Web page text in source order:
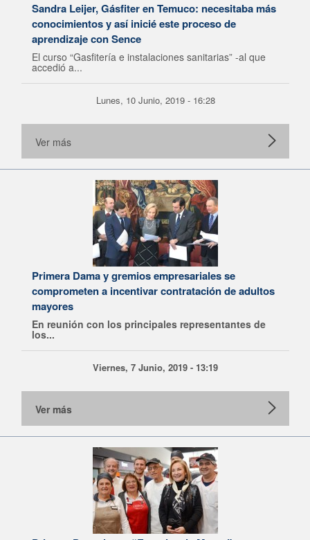
Sandra Leijer, Gásfiter en Temuco: necesitaba más
conocimientos y así inicié este proceso de
aprendizaje con Sence
El curso “Gasfitería e instalaciones sanitarias” -al que
accedió a...
Lunes, 10 Junio, 2019 - 16:28
Ver más
Primera Dama y gremios empresariales se
comprometen a incentivar contratación de adultos
mayores
En reunión con los principales representantes de
los...
Viernes, 7 Junio, 2019 - 13:19
Ver más